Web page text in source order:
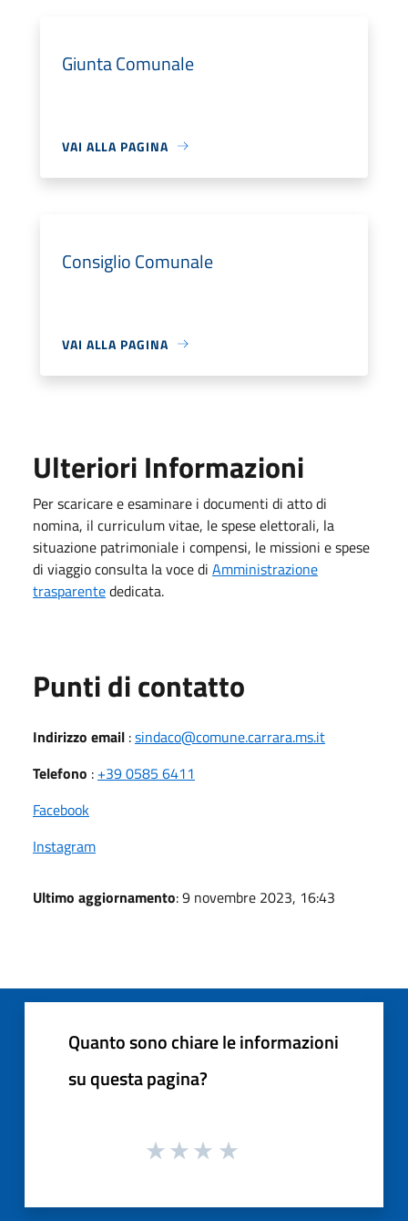
Giunta Comunale
VAI ALLA PAGINA
Consiglio Comunale
VAI ALLA PAGINA
Ulteriori Informazioni
Per scaricare e esaminare i documenti di atto di
nomina, il curriculum vitae, le spese elettorali, la
situazione patrimoniale i compensi, le missioni e spese
di viaggio consulta la voce di Amministrazione
trasparentededicata.
Punti di contatto
Indirizzo email :sindaco@comune.carrara.ms.it
Telefono : +39 0585 6411
Facebook
Instagram
Ultimo aggiornamento: 9 novembre 2023, 16:43
Quanto sono chiare le informazioni
su questa pagina?